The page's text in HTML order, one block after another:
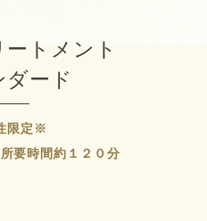
トメント
ダード
限定※
要時間約１２０分